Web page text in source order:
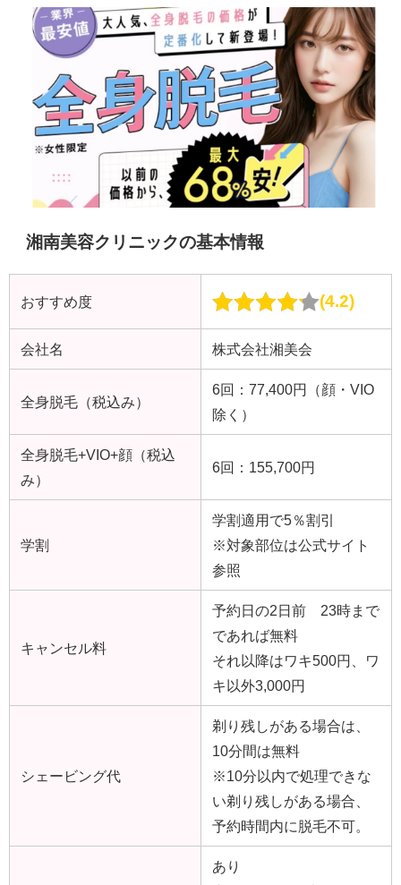
湘南美容クリニックの基本情報
おすすめ度 4.2
会社名 株式会社湘美会
全身脱毛（税込み）
6回：77,400円（顔・VIO
除く）
全身脱毛+VIO+顔（税込
み）
6回：155,700円
学割
学割適用で5％割引
※対象部位は公式サイト
参照
キャンセル料
予約日の2日前 23時まで
であれば無料
それ以降はワキ500円、ワ
キ以外3,000円
シェービング代
剃り残しがある場合は、
10分間は無料
※10分以内で処理できな
い剃り残しがある場合、
予約時間内に脱毛不可。
あり